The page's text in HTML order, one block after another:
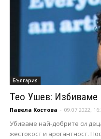
България
Тео Ушев: Избиваме
Павела Костова - 09.07.2022,
Убиваме най-добрите си
жестокост и арогантност.